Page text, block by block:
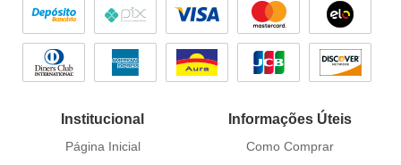
Institucional
Página Inicial
Informações Úteis
Como Comprar